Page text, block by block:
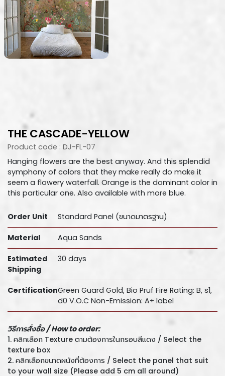
THE CASCADE-YELLOW
Product code : DJ-FL-07
Hanging flowers are the best anyway. And this splendid
symphony of colors that they make really do make it
seem a flowery waterfall. Orange is the dominant color in
this particular one. Also available with more blue.
Order Unit Standard Panel (ขนาดมาตรฐาน)
Material Aqua Sands
Estimated
Shipping
30 days
CertificationGreen Guard Gold, Bio Pruf Fire Rating: B, s1,
d0 V.O.C Non-Emission: A+ label
วิธีการสั่งซื้อ /How to order:
1. คลิกเลือก Texture ตามต้องการในกรอบสีแดง / Select the
texture box
2. คลิกเลือกขนาดผนังที่ต้องการ / Select the panel that suit
to your wall size (Please add 5 cm all around)